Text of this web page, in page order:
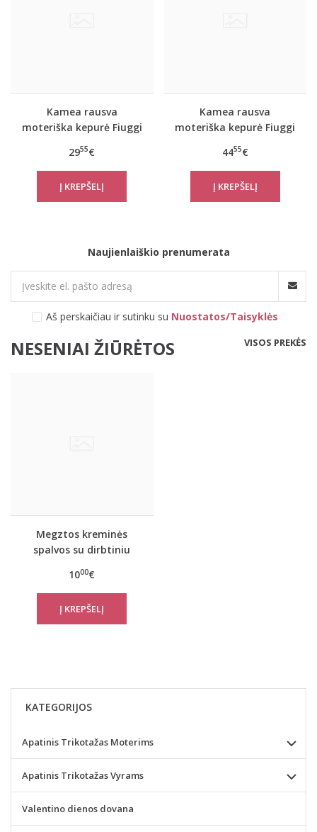
Kamea rausva
moteriška kepurė Fiuggi
2955€
Kamea rausva
moteriška kepurė Fiuggi
bumbulu
4455€
Naujienlaiškio prenumerata
Aš perskaičiau ir sutinku su Nuostatos/Taisyklės
NESENIAI ŽIŪRĖTOS VISOS PREKĖS
Megztos kreminės
spalvos su dirbtiniu
dvigubos pirštinės
GL004-3 Heart
1000€
KATEGORIJOS
Apatinis Trikotažas Moterims
Apatinis Trikotažas Vyrams
Valentino dienos dovana